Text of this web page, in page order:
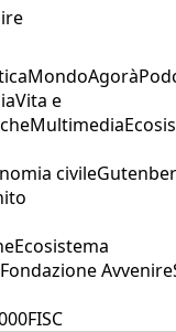
MondoAgorà
Vita e
Multimedia
civile
Ecosistema
Fondazione Avvenire
FISC